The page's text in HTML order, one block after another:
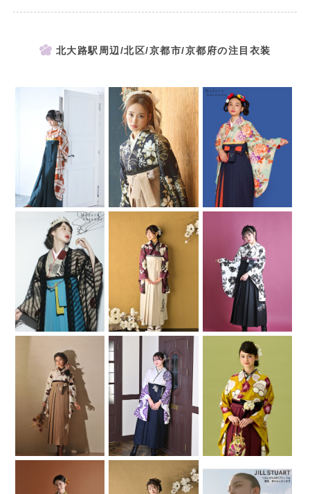
北大路駅周辺/北区/京都市/京都府の注目衣装